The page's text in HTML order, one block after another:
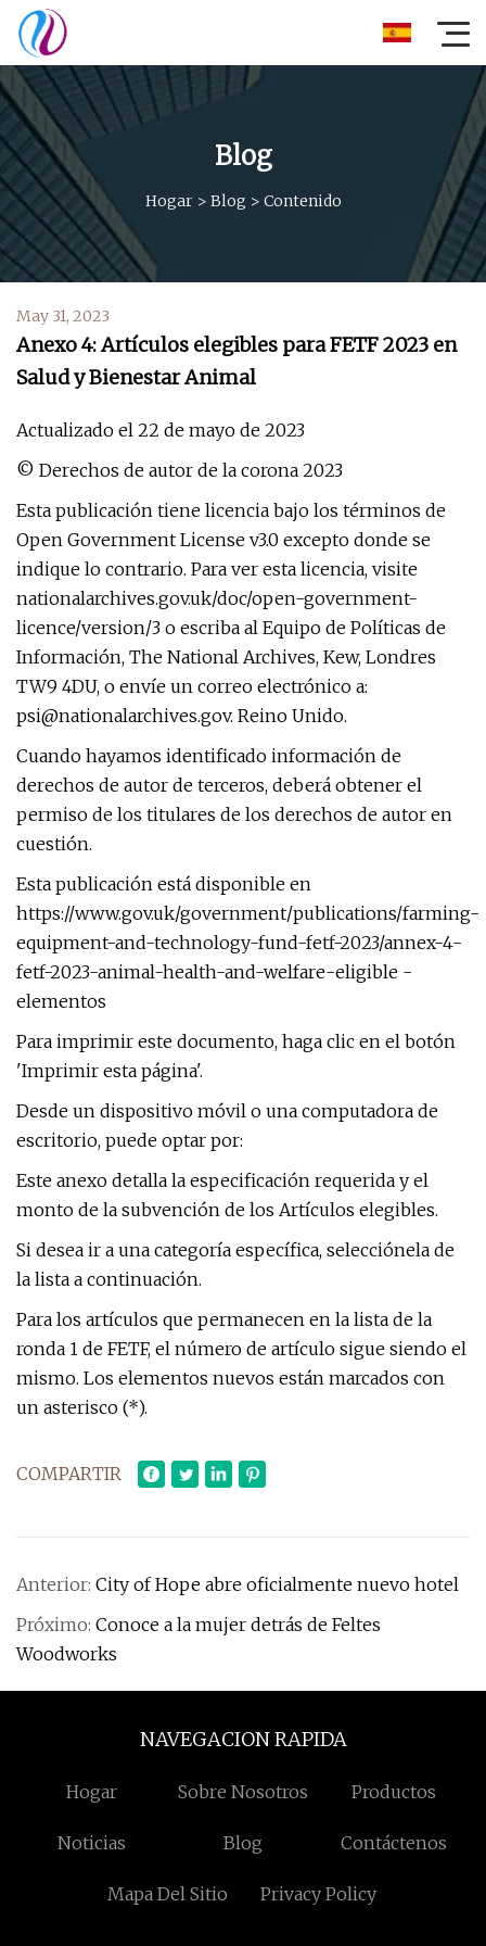
Blog
Hogar> Blog > Contenido
May 31, 2023
Anexo 4: Artículos elegibles para FETF 2023 en
Salud y Bienestar Animal
Actualizado el 22 de mayo de 2023
© Derechos de autor de la corona 2023
Esta publicación tiene licencia bajo los términos de
Open Government License v3.0 excepto donde se
indique lo contrario. Para ver esta licencia, visite
nationalarchives.gov.uk/doc/open-government-
licence/version/3 o escriba al Equipo de Políticas de
Información, The National Archives, Kew, Londres
TW9 4DU, o envíe un correo electrónico a:
psi@nationalarchives.gov. Reino Unido.
Cuando hayamos identificado información de
derechos de autor de terceros, deberá obtener el
permiso de los titulares de los derechos de autor en
cuestión.
Esta publicación está disponible en
https://www.gov.uk/government/publications/farming-
equipment-and-technology-fund-fetf-2023/annex-4-
fetf-2023-animal-health-and-welfare-eligible -
elementos
Para imprimir este documento, haga clic en el botón
'Imprimir esta página'.
Desde un dispositivo móvil o una computadora de
escritorio, puede optar por:
Este anexo detalla la especificación requerida y el
monto de la subvención de los Artículos elegibles.
Si desea ir a una categoría específica, selecciónela de
la lista a continuación.
Para los artículos que permanecen en la lista de la
ronda 1 de FETF, el número de artículo sigue siendo el
mismo. Los elementos nuevos están marcados con
un asterisco (*).
COMPARTIR
Anterior: City of Hope abre oficialmente nuevo hotel
Próximo: Conoce a la mujer detrás de Feltes
Woodworks
NAVEGACION RAPIDA
Hogar Sobre Nosotros Productos
Noticias Blog Contáctenos
Mapa Del Sitio Privacy Policy